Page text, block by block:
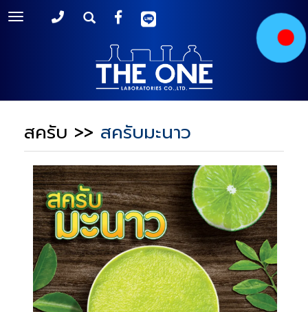
Toggle
สครับ >> สครับมะนาว